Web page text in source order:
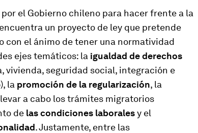
el Gobierno chileno para hacer frente a la
un proyecto de ley que pretende
el ánimo de tener una normatividad
ejes temáticos: la igualdad de derechos
vivienda, seguridad social, integración e
la promoción de la regularización, la
a cabo los trámites migratorios
de las condiciones laboralesy el
. Justamente, entre las